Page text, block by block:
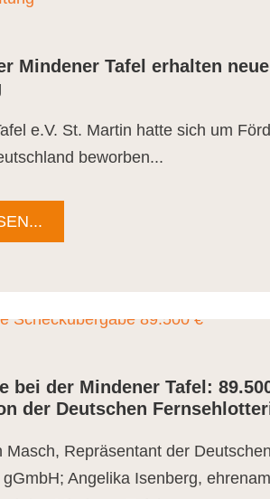
Mindener Tafel erhalten neue
e.V. St. Martin hatte sich um
beworben...
bei der Mindener Tafel:
der Deutschen
Masch, Repräsentant der Deutschen
Angelika Isenberg,